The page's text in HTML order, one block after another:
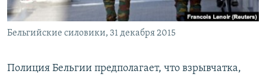
ELIFBE
УКРАИНСКАЯ ПРОБЛЕМА КРЫМА
Бельгийские силовики, 31 декабря 2015
Полиция Бельгии предполагает, что взрывчатка,